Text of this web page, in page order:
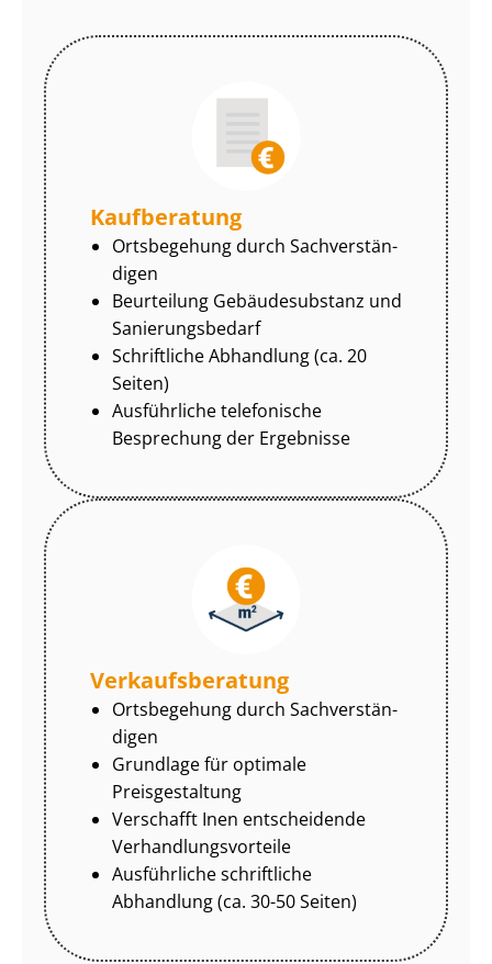
Kaufberatung
Ortsbegehung durch Sach­ver­stän­
di­gen
Beurteilung Gebäudesubstanz und
Sa­nie­rungs­be­darf
Schriftliche Abhandlung (ca. 20
Seiten)
Ausführliche telefonische
Besprechung der Ergebnisse
Ver­kaufs­be­ra­tung
Ortsbegehung durch Sach­ver­stän­
di­gen
Grundlage für optimale
Preisgestaltung
Verschafft Inen entscheidende
Ver­hand­lungs­vor­tei­le
Ausführliche schriftliche
Abhandlung (ca. 30-50 Seiten)